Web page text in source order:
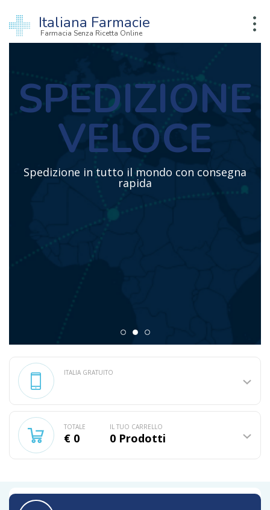
Italiana Farmacie
Farmacia Senza Ricetta Online
SPEDIZIONE
VELOCE
Spedizione in tutto il mondo con consegna
rapida
ITALIA GRATUITO
TOTALE
€ 0
IL TUO CARRELLO
0 Prodotti